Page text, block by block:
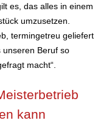
es, das alles in einem
umzusetzen.
termingetreu geliefert
unseren Beruf so
macht“.
kann